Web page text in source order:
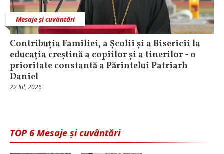
Mesaje și cuvântări
Contribuția Familiei, a Școlii și a Bisericii la
educația creștină a copiilor și a tinerilor - o
prioritate constantă a Părintelui Patriarh
Daniel
22 Iul, 2026
TOP 6 Mesaje și cuvântări